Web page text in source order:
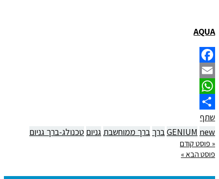
AQUA
Facebook
Email
WhatsApp
שתף
GENIUM new ברך ברך ממוחשבת גניום טכנולג-ברך גניום
« פוסט קודם
פוסט הבא »